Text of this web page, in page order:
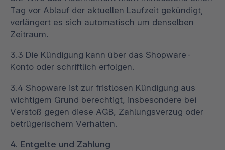
Tag vor Ablauf der aktuellen Laufzeit gekündigt,
verlängert es sich automatisch um denselben
Zeitraum.
3.3 Die Kündigung kann über das Shopware-
Konto oder schriftlich erfolgen.
3.4 Shopware ist zur fristlosen Kündigung aus
wichtigem Grund berechtigt, insbesondere bei
Verstoß gegen diese AGB, Zahlungsverzug oder
betrügerischem Verhalten.
4. Entgelte und Zahlung